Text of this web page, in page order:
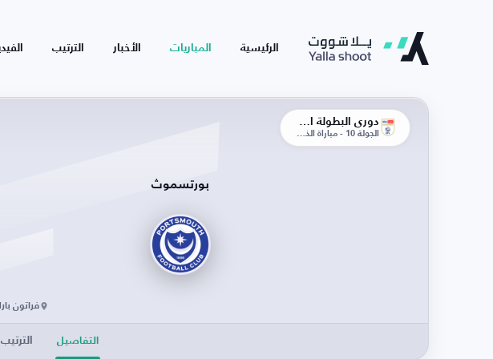
الرئيسية المباريات الأخبار الترتيب
الجولة 10 - مباراة الذهاب
بورتسموث
فراتون
التفاصيل الترتيب